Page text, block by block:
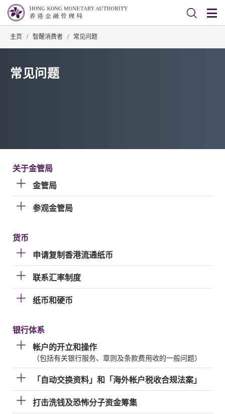
主页 / 智醒消费者 / 常见问题
常见问题
关于金管局
金管局
参观金管局
货币
申请复制香港流通纸币
联系汇率制度
纸币和硬币
银行体系
帐户的开立和操作
（包括有关银行服务、章则及条款费用收的一般问题）
「自动交换资料」和「海外帐户税收合规法案」
打击洗钱及恐怖分子资金筹集